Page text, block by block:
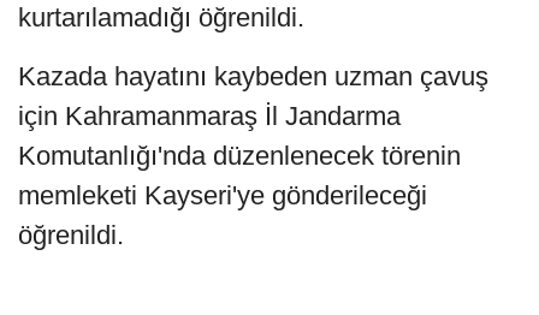
kurtarılamadığı öğrenildi.
Kazada hayatını kaybeden uzman çavuş
için Kahramanmaraş İl Jandarma
Komutanlığı'nda düzenlenecek törenin
memleketi Kayseri'ye gönderileceği
öğrenildi.